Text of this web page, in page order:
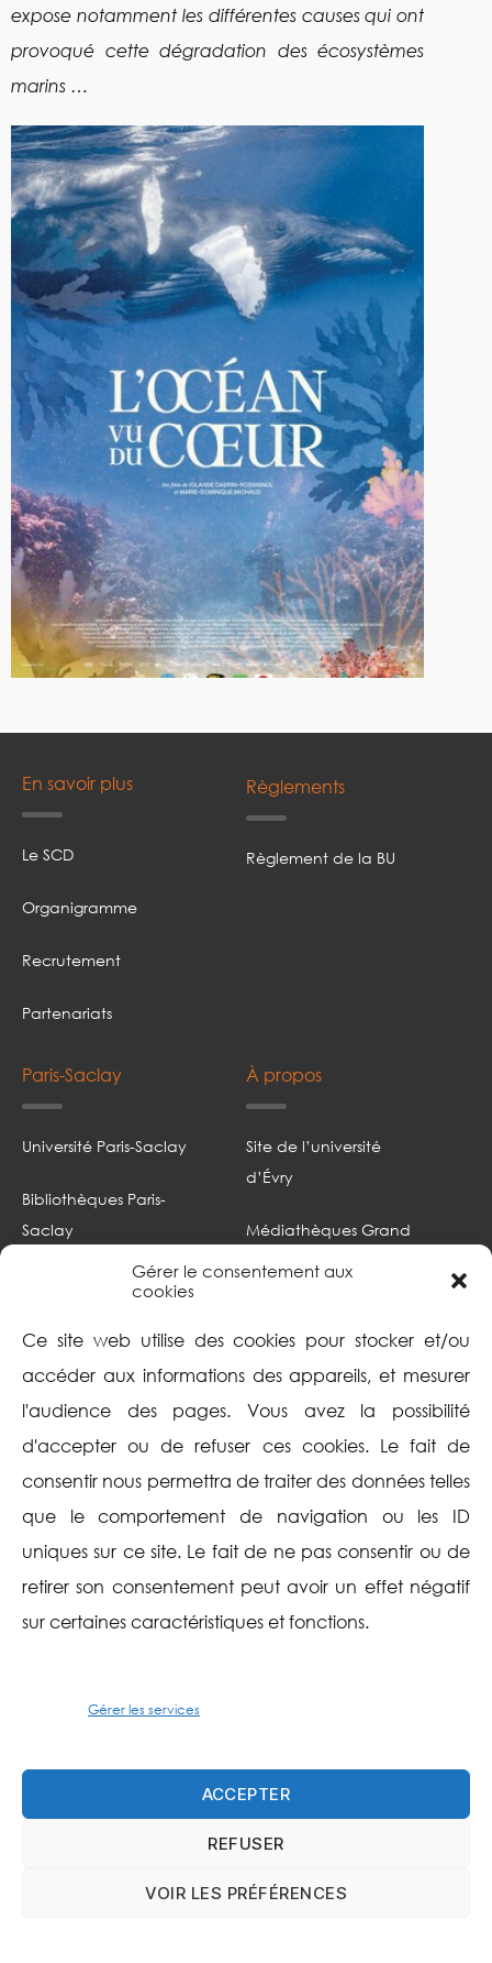
Gérer le consentement aux
cookies
Ce site web utilise des cookies pour stocker et/ou
accéder aux informations des appareils, et mesurer
l'audience des pages. Vous avez la possibilité
d'accepter ou de refuser ces cookies. Le fait de
consentir nous permettra de traiter des données telles
que le comportement de navigation ou les ID
uniques sur ce site. Le fait de ne pas consentir ou de
retirer son consentement peut avoir un effet négatif
sur certaines caractéristiques et fonctions.
Gérer les services
ACCEPTER
REFUSER
VOIR LES PRÉFÉRENCES
expose notamment les différentes causes qui ont
provoqué cette dégradation des écosystèmes
marins …
En savoir plus
Le SCD
Organigramme
Recrutement
Partenariats
Règlements
Règlement de la BU
Paris-Saclay
Université Paris-Saclay
Bibliothèques Paris-
Saclay
Portail documentaire
À propos
Site de l’université
d’Évry
Médiathèques Grand
Mentions légales
Politique de cookies
(UE)
Aide
Plan du site
Suivez-nous
Twitter
Flux RSS
© 2026Bibliothèque universitaire d'Évry